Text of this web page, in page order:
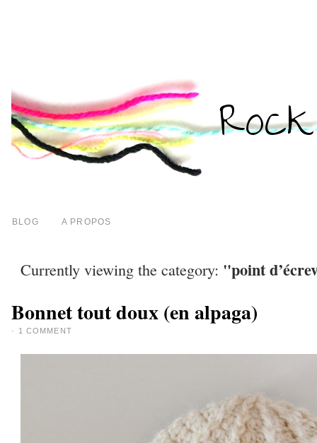
BLOG A PROPOS
Currently viewing the category: "point
Bonnet tout doux (en alpaga)
· 1 COMMENT